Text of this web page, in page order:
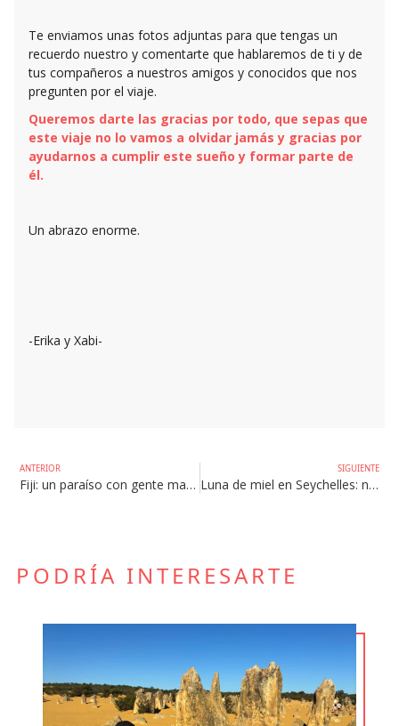
Te enviamos unas fotos adjuntas para que tengas un
recuerdo nuestro y comentarte que hablaremos de ti y de
tus compañeros a nuestros amigos y conocidos que nos
pregunten por el viaje.
Queremos darte las gracias por todo, que sepas que
este viaje no lo vamos a olvidar jamás y gracias por
ayudarnos a cumplir este sueño y formar parte de
él.
Un abrazo enorme.
-Erika y Xabi-
ANTERIOR
Fiji: un paraíso con gente maravillosa
SIGUIENTE
Luna de miel en Seychelles: nos ha encantado
PODRÍA INTERESARTE